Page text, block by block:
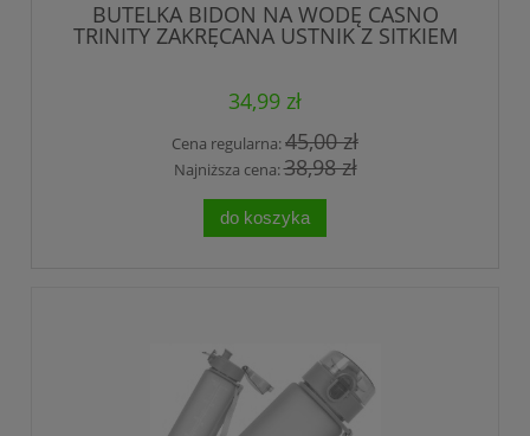
BUTELKA BIDON NA WODĘ CASNO
TRINITY ZAKRĘCANA USTNIK Z SITKIEM
34,99 zł
Cena regularna:45,00 zł
Najniższa cena:38,98 zł
do koszyka